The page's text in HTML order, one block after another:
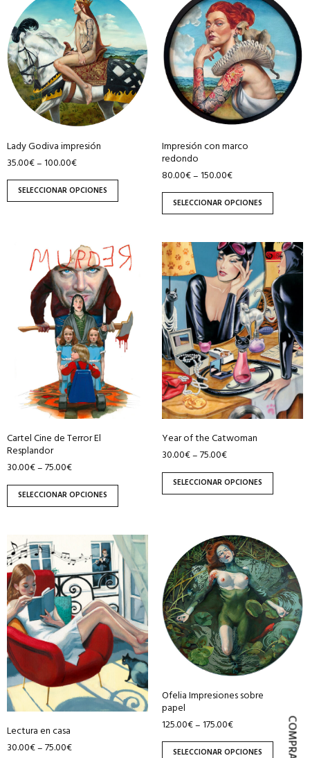
Lady Godiva impresión
35.00€–100.00€
SELECCIONAR OPCIONES
producto
tiene
múltiples
variantes.
Las
opciones
elegir
en
la
página
Impresión con marco
redondo
80.00€–150.00€
SELECCIONAR OPCIONES
producto
tiene
múltiples
variantes.
Las
opciones
elegir
en
la
página
de
Cartel Cine de Terror El
Resplandor
30.00€–75.00€
SELECCIONAR OPCIONES
producto
múltiples
variantes.
Las
pueden
elegir
la
página
de
producto
Year of the Catwoman
30.00€–75.00€
SELECCIONAR OPCIONES
Este
producto
tiene
múltiples
variantes.
Las
opciones
se
pueden
elegir
en
la
página
de
producto
Lectura en casa
30.00€–75.00€
Este
producto
tiene
múltiples
variantes.
Las
opciones
se
pueden
elegir
en
la
página
Ofelia Impresiones sobre
papel
125.00€–175.00€
SELECCIONAR OPCIONES
producto
tiene
múltiples
variantes.
Las
opciones
elegir
en
la
página